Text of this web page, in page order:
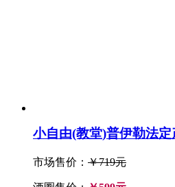
小自由(教堂)普伊勒法
市场售价： ￥719元